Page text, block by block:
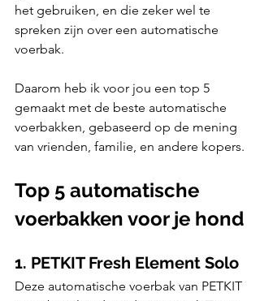
het gebruiken, en die zeker wel te
spreken zijn over een automatische
voerbak.
Daarom heb ik voor jou een top 5
gemaakt met de beste automatische
voerbakken, gebaseerd op de mening
van vrienden, familie, en andere kopers.
Top 5 automatische
voerbakken voor je hond
1. PETKIT Fresh Element Solo
Deze automatische voerbak van PETKIT